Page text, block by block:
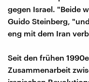
gegen Israel. "Beide
Guido Steinberg,
eng mit dem Iran
Seit den frühen
Zusammenarbeit